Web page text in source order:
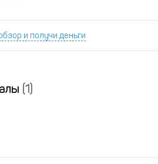
и получи деньги
(1)